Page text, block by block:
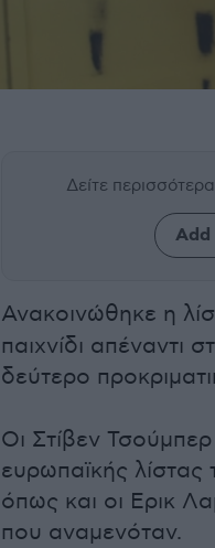
Δείτε
Add
Ανακοινώθηκε η
παιχνίδι απέναντι
δεύτερο
Οι Στίβεν
ευρωπαϊκής
όπως και οι Ερικ
που αναμενόταν.